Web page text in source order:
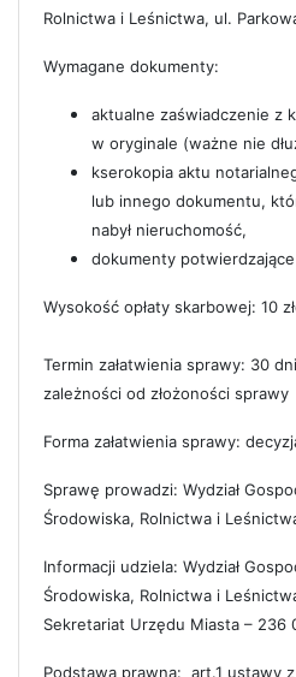
Rolnictwa i Leśnictwa, ul.
Wymagane dokumenty:
aktualne zaświadczenie z
w oryginale (ważne nie
kserokopia aktu
lub innego dokumentu,
nabył nieruchomość,
dokumenty
Wysokość opłaty skarbowej: 10
Termin załatwienia sprawy: 30
zależności od złożoności sprawy
Forma załatwienia sprawy:
Sprawę prowadzi: Wydział
Środowiska, Rolnictwa i
Informacji udziela: Wydział
Środowiska, Rolnictwa i
Sekretariat Urzędu Miasta – 236
Podstawa prawna: art.1 ustawy